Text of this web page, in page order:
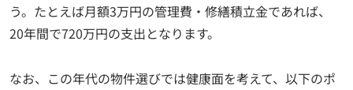
う。たとえば月額3万円の管理費・修繕積立金であれば、
20年間で720万円の支出となります。
なお、この年代の物件選びでは健康面を考えて、以下のポ